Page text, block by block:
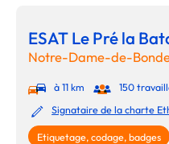
ESAT Le Pré la
Notre-Dame-de-
à 11 km 150
Signataire de la charte
Etiquetage, codage, badges